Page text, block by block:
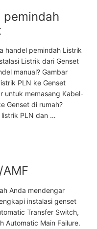
pemindah
handel pemindah Listrik
Listrik dari Genset
manual? Gambar
PLN ke Genset
untuk memasang Kabel-
Genset di rumah?
listrik PLN dan …
Anda mendengar
instalasi genset
Transfer Switch,
Automatic Main Failure.